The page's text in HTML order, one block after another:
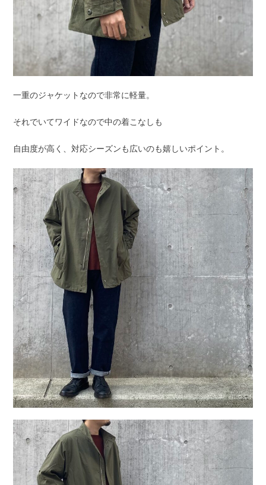
一重のジャケットなので非常に軽量。
それでいてワイドなので中の着こなしも
自由度が高く、対応シーズンも広いのも嬉しいポイント。